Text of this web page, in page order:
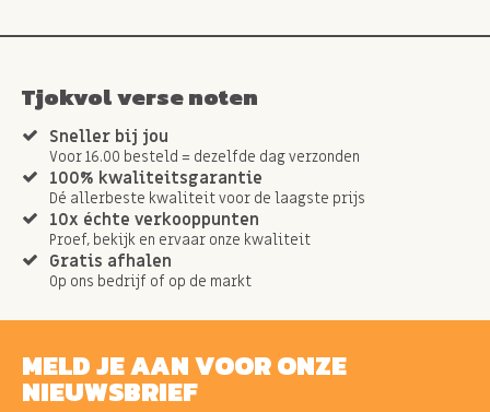
Tjokvol verse noten
Sneller bij jou
Voor 16.00 besteld = dezelfde dag verzonden
100% kwaliteitsgarantie
Dé allerbeste kwaliteit voor de laagste prijs
10x échte verkooppunten
Proef, bekijk en ervaar onze kwaliteit
Gratis afhalen
Op ons bedrijf of op de markt
MELD JE AAN VOOR ONZE
NIEUWSBRIEF